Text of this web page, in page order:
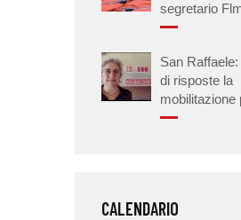
segretario
San
di risposte la
mobilitazione
CALENDARIO